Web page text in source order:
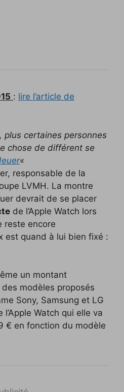
: lire l’article de
plus certaines personnes
chose de différent se
«
responsable de la
LVMH. La montre
devrait de se placer
de l’Apple Watch lors
reste encore
est quand à lui bien fixé :
un montant
modèles proposés
Sony, Samsung et LG
Watch qui elle va
€ en fonction du modèle